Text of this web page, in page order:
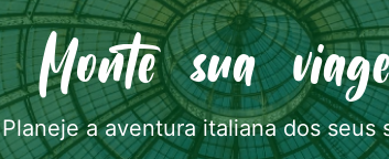
Monte sua
Planeje a aventura italiana dos seus